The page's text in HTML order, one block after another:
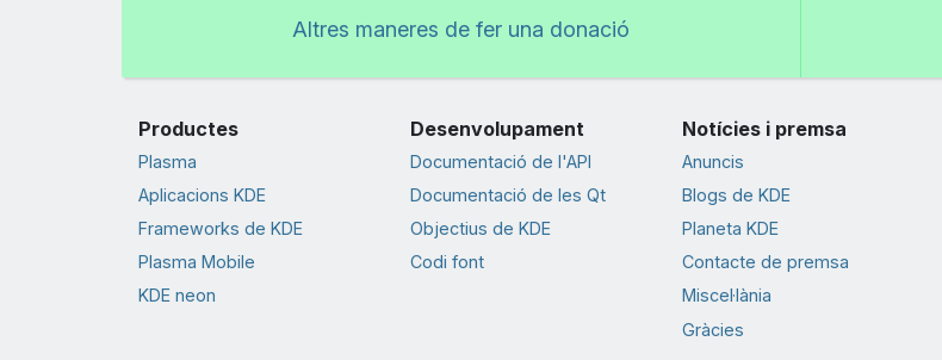
Altres maneres de fer una donació
Productes
Plasma
Aplicacions KDE
Frameworks de KDE
Plasma Mobile
KDE neon
Desenvolupament
Documentació de l'API
Documentació de les Qt
Objectius de KDE
Codi font
Notícies i premsa
Anuncis
Blogs de KDE
Planeta KDE
Contacte de premsa
Miscel·lània
Gràcies